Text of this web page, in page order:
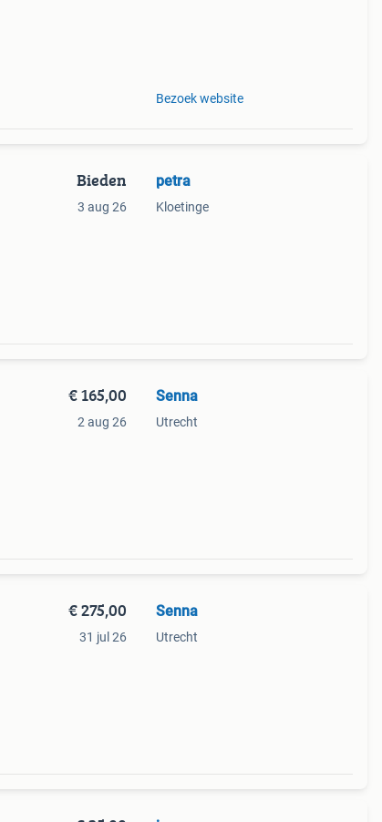
Bezoek website
Bieden
3 aug 26
petra
Kloetinge
€ 165,00
2 aug 26
Senna
Utrecht
€ 275,00
31 jul 26
Senna
Utrecht